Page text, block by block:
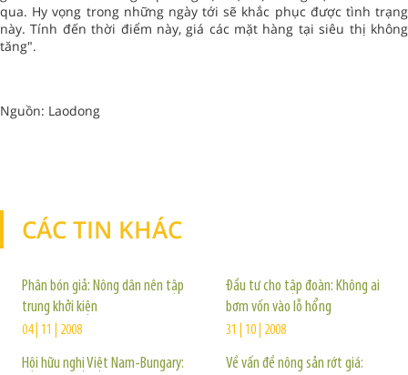
qua. Hy vọng trong những ngày tới sẽ khắc phục được tình trạng
này. Tính đến thời điểm này, giá các mặt hàng tại siêu thị không
tăng".
Nguồn: Laodong
CÁC TIN KHÁC
Phân bón giả: Nông dân nên tập
trung khởi kiện
04 | 11 | 2008
Hội hữu nghị Việt Nam-Bungary:
Đầu tư cho tập đoàn: Không ai
bơm vốn vào lỗ hổng
31 | 10 | 2008
Về vấn đề nông sản rớt giá: